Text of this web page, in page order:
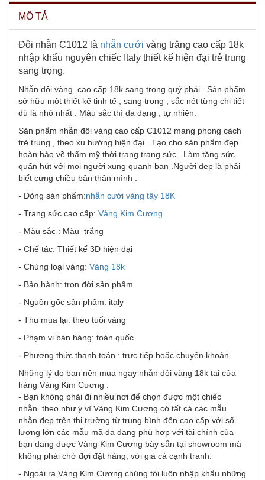
MÔ TẢ
Đôi nhẫn C1012 là nhẫn cưới vàng trắng cao cấp 18k
nhập khẩu nguyên chiếc Italy thiết kế hiện đại trẻ trung
sang trọng.
Nhẫn đôi vàng cao cấp 18k sang trọng quý phái . Sản phẩm
sở hữu một thiết kế tinh tế , sang trọng , sắc nét từng chi tiết
dù là nhỏ nhất . Màu sắc thì đa dạng , tự nhiên.
Sản phẩm nhẫn đôi vàng cao cấp C1012 mang phong cách
trẻ trung , theo xu hướng hiện đại . Tạo cho sản phẩm đẹp
hoàn hảo về thẩm mỹ thời trang trang sức . Làm tăng sức
quấn hút với mọi người xung quanh bạn .Người đẹp là phải
biết cưng chiều bản thân mình .
- Dòng sản phẩm:nhẫn cưới vàng tây 18K
- Trang sức cao cấp: Vàng Kim Cương
- Màu sắc : Màu trắng
- Chế tác: Thiết kế 3D hiện đại
- Chủng loại vàng: Vàng 18k
- Bảo hành: trọn đời sản phẩm
- Nguồn gốc sản phẩm: italy
- Thu mua lại: theo tuổi vàng
- Phạm vi bán hàng: toàn quốc
- Phương thức thanh toán : trực tiếp hoặc chuyển khoản
Những lý do bạn nên mua ngay nhẫn đôi vàng 18k tại cửa
hàng Vàng Kim Cương :
- Bạn không phải đi nhiều nơi để chọn được một chiếc
nhẫn theo như ý vì Vàng Kim Cương có tất cả các mẫu
nhẫn đẹp trên thị trường từ trung bình đến cao cấp với số
lượng lớn các mẫu mã đa dạng phù hợp với tài chính của
bạn đang được Vàng Kim Cương bày sẵn tại showroom mà
không phải chờ đợi đặt hàng, với giá cả cạnh tranh.
- Ngoài ra Vàng Kim Cương chúng tôi luôn nhập khẩu những